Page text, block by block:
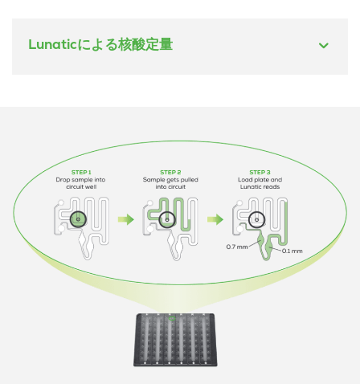
Lunaticによる核酸定量